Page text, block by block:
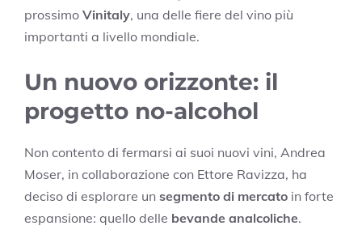
prossimo Vinitaly, una delle fiere del vino più
importanti a livello mondiale.
Un nuovo orizzonte: il
progetto no-alcohol
Non contento di fermarsi ai suoi nuovi vini, Andrea
Moser, in collaborazione con Ettore Ravizza, ha
deciso di esplorare un segmento di mercato in forte
espansione: quello delle bevande analcoliche.